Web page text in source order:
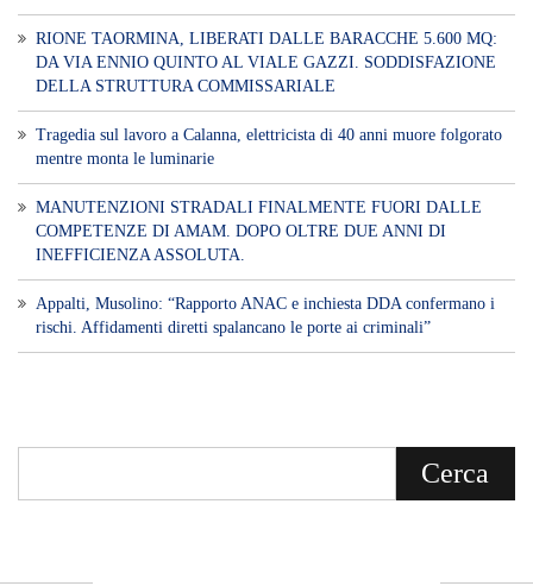
RIONE TAORMINA, LIBERATI DALLE BARACCHE 5.600 MQ:
DA VIA ENNIO QUINTO AL VIALE GAZZI. SODDISFAZIONE
DELLA STRUTTURA COMMISSARIALE
Tragedia sul lavoro a Calanna, elettricista di 40 anni muore folgorato
mentre monta le luminarie
MANUTENZIONI STRADALI FINALMENTE FUORI DALLE
COMPETENZE DI AMAM. DOPO OLTRE DUE ANNI DI
INEFFICIENZA ASSOLUTA.
​Appalti, Musolino: “Rapporto ANAC e inchiesta DDA confermano i
rischi. Affidamenti diretti spalancano le porte ai criminali”